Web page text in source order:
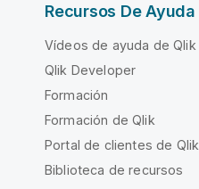
Recursos De Ayuda
Vídeos de ayuda de Qlik
Qlik Developer
Formación
Formación de Qlik
Portal de clientes de Qlik
Biblioteca de recursos